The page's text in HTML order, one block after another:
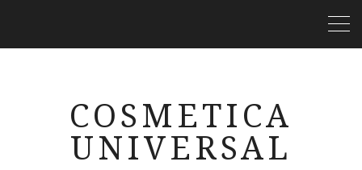
COSMETICA
UNIVERSAL